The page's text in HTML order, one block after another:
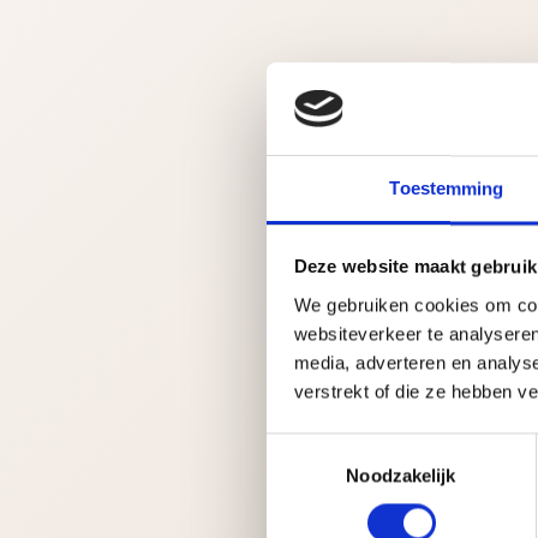
Toestemming
Deze website maakt
We gebruiken cookies om
websiteverkeer te
media, adverteren en
verstrekt of die ze hebben
Noodzakelijk